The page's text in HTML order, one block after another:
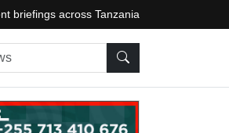
briefings across Tanzania